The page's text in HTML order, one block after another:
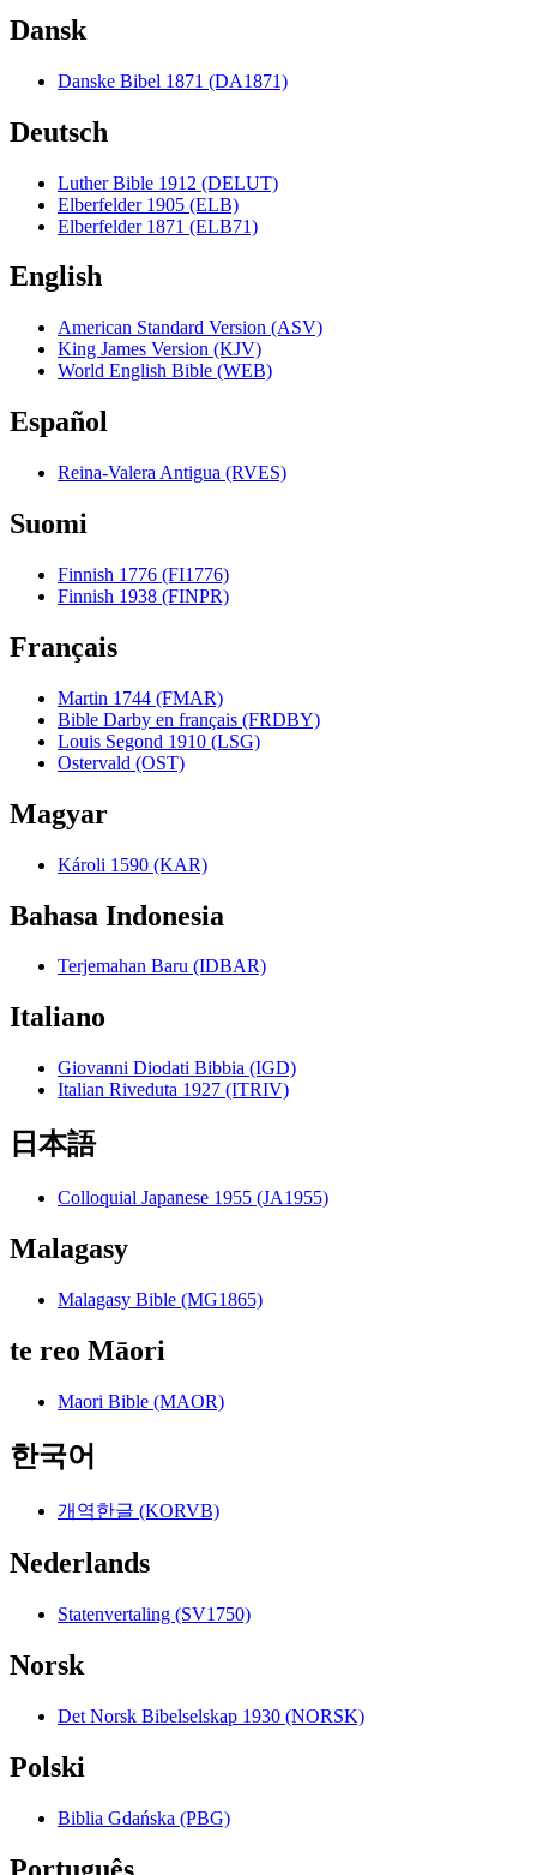
Dansk
Danske Bibel 1871 (DA1871)
Deutsch
Luther Bible 1912 (DELUT)
Elberfelder 1905 (ELB)
Elberfelder 1871 (ELB71)
English
American Standard Version (ASV)
King James Version (KJV)
World English Bible (WEB)
Español
Reina-Valera Antigua (RVES)
Suomi
Finnish 1776 (FI1776)
Finnish 1938 (FINPR)
Français
Martin 1744 (FMAR)
Bible Darby en français (FRDBY)
Louis Segond 1910 (LSG)
Ostervald (OST)
Magyar
Károli 1590 (KAR)
Bahasa Indonesia
Terjemahan Baru (IDBAR)
Italiano
Giovanni Diodati Bibbia (IGD)
Italian Riveduta 1927 (ITRIV)
日本語
Colloquial Japanese 1955 (JA1955)
Malagasy
Malagasy Bible (MG1865)
te reo Māori
Maori Bible (MAOR)
한국어
개역한글 (KORVB)
Nederlands
Statenvertaling (SV1750)
Norsk
Det Norsk Bibelselskap 1930 (NORSK)
Polski
Biblia Gdańska (PBG)